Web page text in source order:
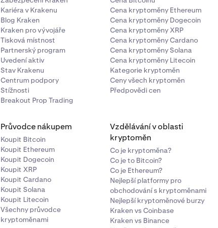
Kariéra v Krakenu
Blog Kraken
Kraken pro vývojáře
Tisková místnost
Partnerský program
Uvedení aktiv
Stav Krakenu
Centrum podpory
Stížnosti
Breakout Prop Trading
Cena kryptoměny Ethereum
Cena kryptoměny Dogecoin
Cena kryptoměny XRP
Cena kryptoměny Cardano
Cena kryptoměny Solana
Cena kryptoměny Litecoin
Kategorie kryptoměn
Ceny všech kryptoměn
Předpovědi cen
Průvodce nákupem
Koupit Bitcoin
Koupit Ethereum
Koupit Dogecoin
Koupit XRP
Koupit Cardano
Koupit Solana
Koupit Litecoin
Všechny průvodce
kryptoměnami
Vzdělávání v oblasti
kryptoměn
Co je kryptoměna?
Co je to Bitcoin?
Co je Ethereum?
Nejlepší platformy pro
obchodování s kryptoměnami
Nejlepší kryptoměnové burzy
Kraken vs Coinbase
Kraken vs Binance